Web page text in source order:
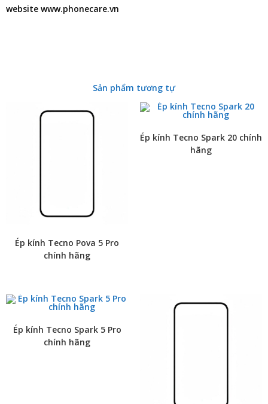
website www.phonecare.vn
Sản phẩm tương tự
Ép kính Tecno Pova 5 Pro
chính hãng
Ép kính Tecno Spark 20 chính
hãng
Ép kính Tecno Spark 5 Pro
chính hãng